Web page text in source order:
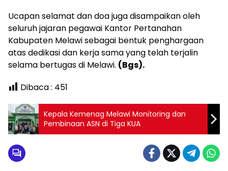
Ucapan selamat dan doa juga disampaikan oleh
seluruh jajaran pegawai Kantor Pertanahan
Kabupaten Melawi sebagai bentuk penghargaan
atas dedikasi dan kerja sama yang telah terjalin
selama bertugas di Melawi. (Bgs).
Dibaca : 451
Kepala Kemenag Melawi Monitoring dan
Pembinaan ASN di Tiga KUA